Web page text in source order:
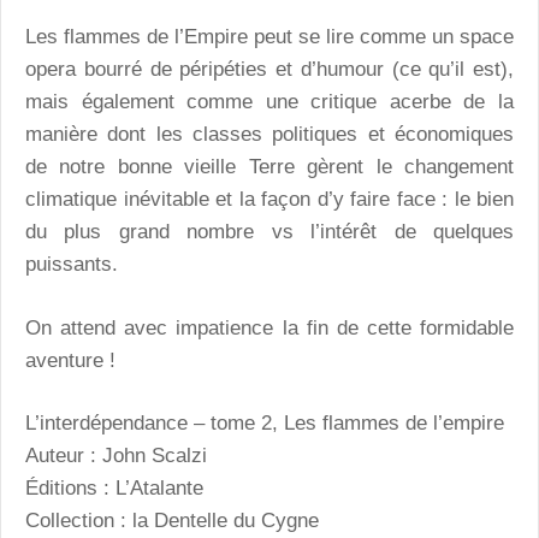
Les flammes de l’Empire peut se lire comme un space
opera bourré de péripéties et d’humour (ce qu’il est),
mais également comme une critique acerbe de la
manière dont les classes politiques et économiques
de notre bonne vieille Terre gèrent le changement
climatique inévitable et la façon d’y faire face : le bien
du plus grand nombre vs l’intérêt de quelques
puissants.
On attend avec impatience la fin de cette formidable
aventure !
L’interdépendance – tome 2, Les flammes de l’empire
Auteur : John Scalzi
Éditions : L’Atalante
Collection : la Dentelle du Cygne